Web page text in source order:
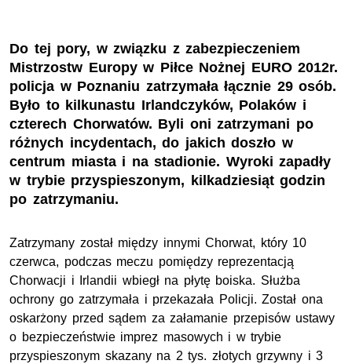
Do tej pory, w związku z zabezpieczeniem
Mistrzostw Europy w Piłce Nożnej EURO 2012r.
policja w Poznaniu zatrzymała łącznie 29 osób.
Było to kilkunastu Irlandczyków, Polaków i
czterech Chorwatów. Byli oni zatrzymani po
różnych incydentach, do jakich doszło w
centrum miasta i na stadionie. Wyroki zapadły
w trybie przyspieszonym, kilkadziesiąt godzin
po zatrzymaniu.
Zatrzymany został między innymi Chorwat, który 10
czerwca, podczas meczu pomiędzy reprezentacją
Chorwacji i Irlandii wbiegł na płytę boiska. Służba
ochrony go zatrzymała i przekazała Policji. Został ona
oskarżony przed sądem za załamanie przepisów ustawy
o bezpieczeństwie imprez masowych i w trybie
przyspieszonym skazany na 2 tys. złotych grzywny i 3